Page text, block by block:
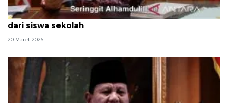
Momen manis PM Malaysia terima kartu Idul Fitri
dari siswa sekolah
20 Maret 2026